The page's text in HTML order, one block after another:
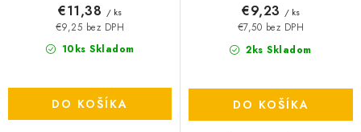
10ks Skladom
€9,25 bez DPH
€11,38 / ks
DO KOŠÍKA
2ks Skladom
€7,50 bez DPH
€9,23 / ks
DO KOŠÍKA